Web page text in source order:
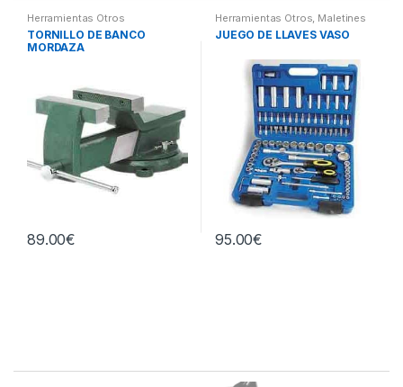
Herramientas Otros
TORNILLO DE BANCO
MORDAZA
89.00€
Herramientas Otros, Maletines
Herramientas, Extractores,
Compresímetros, otros
JUEGO DE LLAVES VASO
95.00€